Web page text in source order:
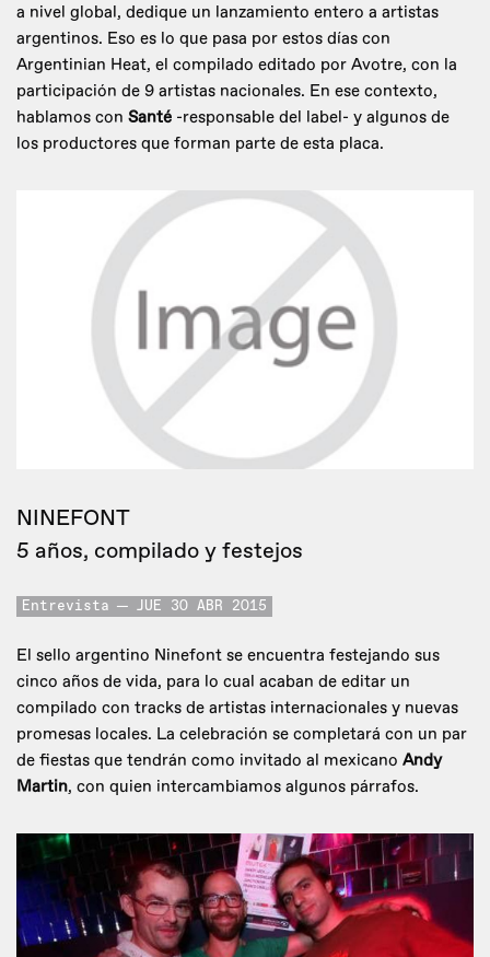
a nivel global, dedique un lanzamiento entero a artistas
argentinos. Eso es lo que pasa por estos días con
Argentinian Heat, el compilado editado por Avotre, con la
participación de 9 artistas nacionales. En ese contexto,
hablamos con Santé -responsable del label- y algunos de
los productores que forman parte de esta placa.
NINEFONT
5 años, compilado y festejos
Entrevista JUE 30 ABR 2015
El sello argentino Ninefont se encuentra festejando sus
cinco años de vida, para lo cual acaban de editar un
compilado con tracks de artistas internacionales y nuevas
promesas locales. La celebración se completará con un par
de fiestas que tendrán como invitado al mexicano Andy
Martin, con quien intercambiamos algunos párrafos.